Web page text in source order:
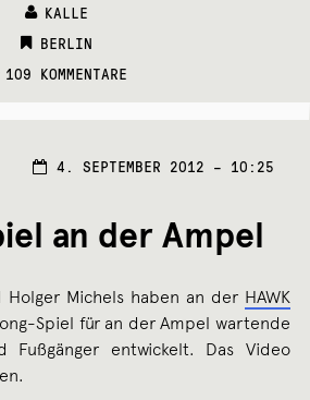
KALLE
CATEGORIES:
BERLIN
109 KOMMENTARE
4. SEPTEMBER 2012 – 10:25
an der Ampel
Holger Michels haben an der HAWK
Spiel für an der Ampel wartende
Fußgänger entwickelt. Das Video